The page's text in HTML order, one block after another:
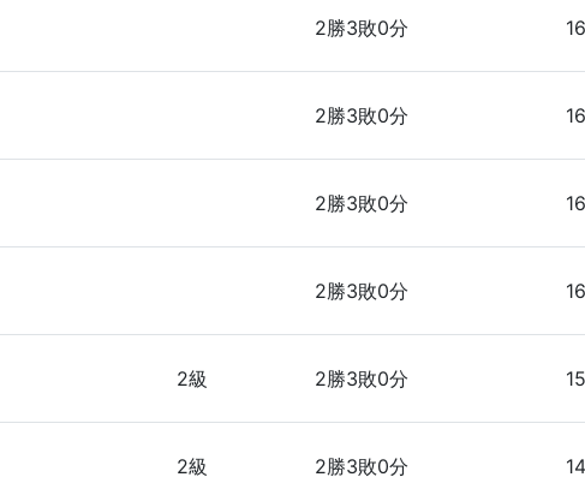
2勝3敗0分
2勝3敗0分
2勝3敗0分
2勝3敗0分
2級 2勝3敗0分
2級 2勝3敗0分